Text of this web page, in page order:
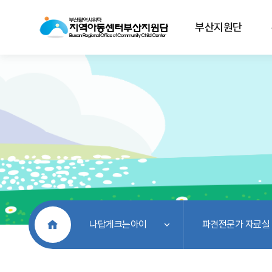
부산지원단
처음으로나답게크는아이 파견전문가 자료실